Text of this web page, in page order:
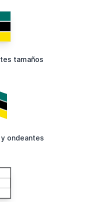
tamaños
ondeantes